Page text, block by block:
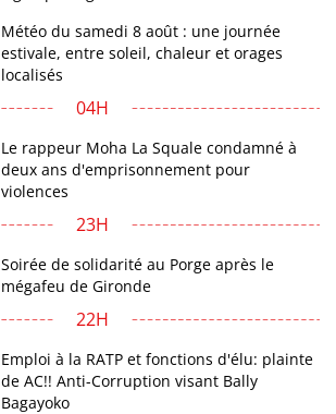
Météo du samedi 8 août : une journée
estivale, entre soleil, chaleur et orages
localisés
04H
Le rappeur Moha La Squale condamné à
deux ans d'emprisonnement pour
violences
23H
Soirée de solidarité au Porge après le
mégafeu de Gironde
22H
Emploi à la RATP et fonctions d'élu: plainte
de AC!! Anti-Corruption visant Bally
Bagayoko